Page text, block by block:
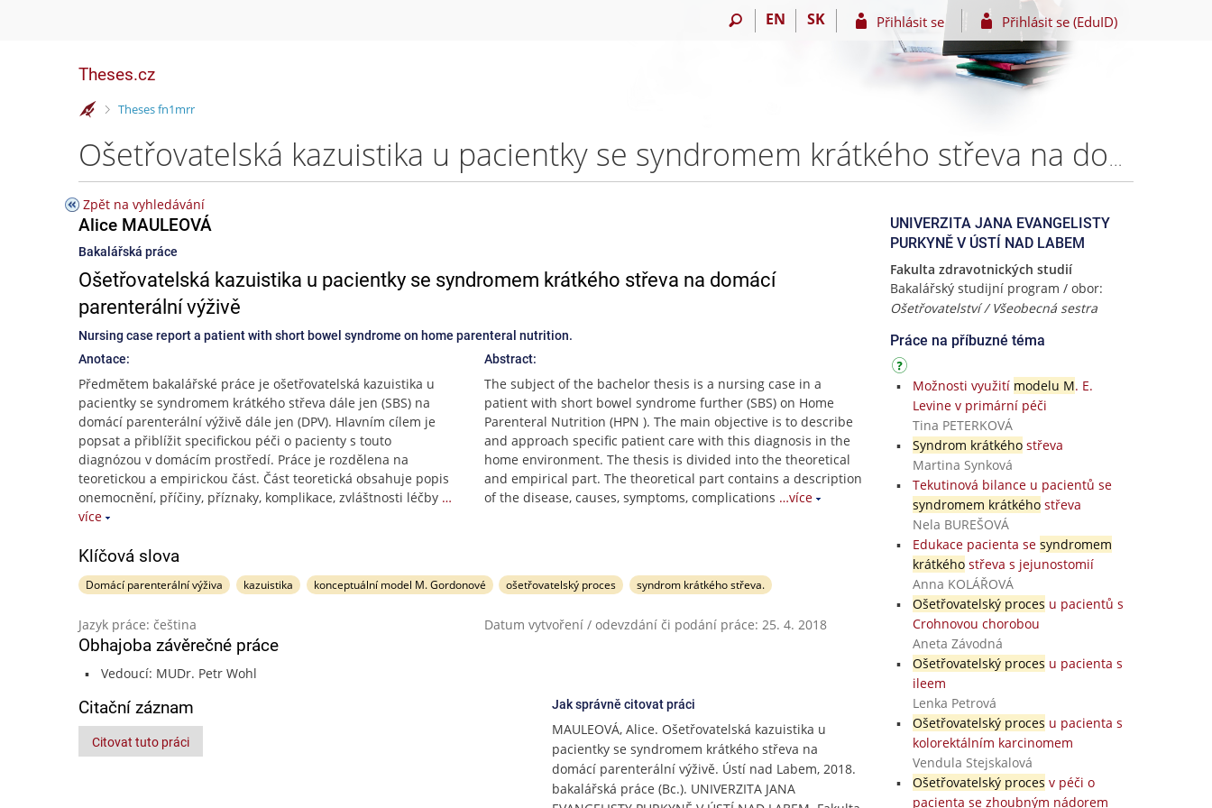
EN SK Přihlásit se Přihlásit se (EduID)
Theses.cz
>
Theses fn1mrr
Ošetřovatelská kazuistika u pacientky se syndromem krátkého střeva na domácí parenterální výživě – Alice MAULEOVÁ
Zpět na vyhledávání
Alice MAULEOVÁ
Bakalářská práce
Ošetřovatelská kazuistika u pacientky se syndromem krátkého střeva na domácí
parenterální výživě
Nursing case report a patient with short bowel syndrome on home parenteral nutrition.
Anotace:
Předmětem bakalářské práce je ošetřovatelská kazuistika u
pacientky se syndromem krátkého střeva dále jen (SBS) na
domácí parenterální výživě dále jen (DPV). Hlavním cílem je
popsat a přiblížit specifickou péči o pacienty s touto
diagnózou v domácím prostředí. Práce je rozdělena na
teoretickou a empirickou část. Část teoretická obsahuje popis
onemocnění, příčiny, příznaky, komplikace, zvláštnosti léčby …
více
Abstract:
The subject of the bachelor thesis is a nursing case in a
patient with short bowel syndrome further (SBS) on Home
Parenteral Nutrition (HPN ). The main objective is to describe
and approach specific patient care with this diagnosis in the
home environment. The thesis is divided into the theoretical
and empirical part. The theoretical part contains a description
of the disease, causes, symptoms, complications …více
Klíčová slova
Domácí parenterální výživa kazuistika konceptuální model M. Gordonové ošetřovatelský proces syndrom krátkého střeva.
Jazyk práce: čeština Datum vytvoření / odevzdání či podání práce: 25. 4. 2018
Obhajoba závěrečné práce
Vedoucí: MUDr. Petr Wohl
Citační záznam
Citovat tuto práci
Jak správně citovat práci
MAULEOVÁ, Alice. Ošetřovatelská kazuistika u
pacientky se syndromem krátkého střeva na
domácí parenterální výživě. Ústí nad Labem, 2018.
bakalářská práce (Bc.). UNIVERZITA JANA
UNIVERZITA JANA EVANGELISTY
PURKYNĚ V ÚSTÍ NAD LABEM
Fakulta zdravotnických studií
Bakalářský studijní program / obor:
Ošetřovatelství / Všeobecná sestra
Práce na příbuzné téma
Možnosti využití modelu M. E.
Levine v primární péči
Tina PETERKOVÁ
Syndrom krátkéhostřeva
Martina Synková
Tekutinová bilance u pacientů se
syndromem krátkéhostřeva
Nela BUREŠOVÁ
Edukace pacienta se syndromem
krátkéhostřeva s jejunostomií
Anna KOLÁŘOVÁ
Ošetřovatelský proces u pacientů s
Crohnovou chorobou
Aneta Závodná
Ošetřovatelský proces u pacienta s
ileem
Lenka Petrová
Ošetřovatelský proces u pacienta s
kolorektálním karcinomem
Vendula Stejskalová
Ošetřovatelský proces v péči o
pacienta se zhoubným nádorem